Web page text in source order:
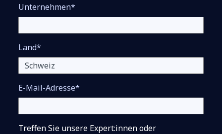
Unternehmen*
Land*
E-Mail-Adresse*
Treffen Sie unsere Expert:innen oder